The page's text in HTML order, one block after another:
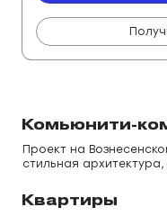
Комьюнити-
Проект на
стильная
Квартиры